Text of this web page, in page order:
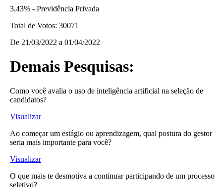
3,43% - Previdência Privada
Total de Votos: 30071
De 21/03/2022 a 01/04/2022
Demais Pesquisas:
Como você avalia o uso de inteligência artificial na seleção de
candidatos?
Visualizar
Ao começar um estágio ou aprendizagem, qual postura do gestor
seria mais importante para você?
Visualizar
O que mais te desmotiva a continuar participando de um processo
seletivo?